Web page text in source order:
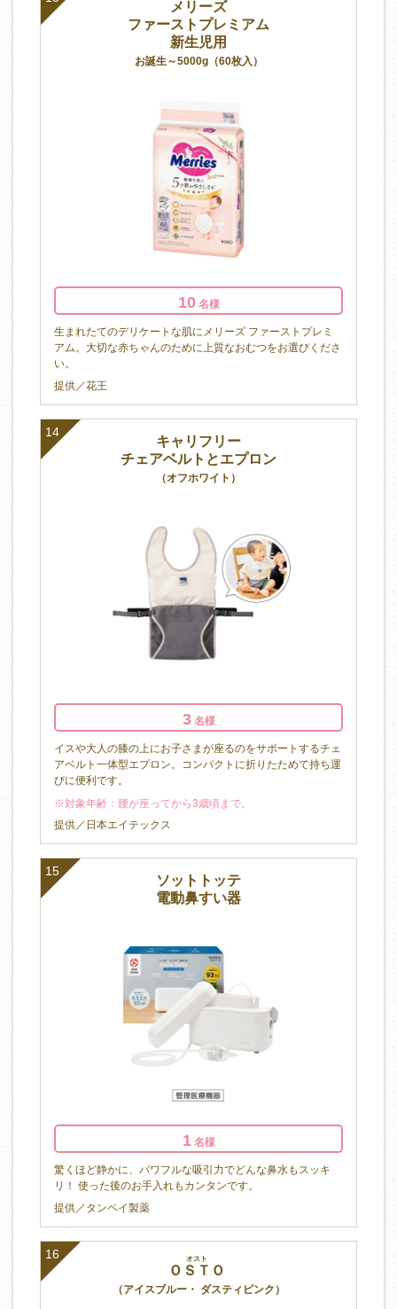
メリーズ
ファーストプレミアム
新生児用
お誕生～5000g（60枚入）
10 名様
生まれたてのデリケートな肌にメリーズ ファーストプレミ
アム。大切な赤ちゃんのために上質なおむつをお選びくださ
い。
提供／花王
14
キャリフリー
チェアベルトとエプロン
（オフホワイト）
3 名様
イスや大人の膝の上にお子さまが座るのをサポートするチェ
アベルト一体型エプロン。コンパクトに折りたためて持ち運
びに便利です。
※対象年齢：腰が座ってから3歳頃まで。
提供／日本エイテックス
15
ソットトッテ
電動鼻すい器
1 名様
驚くほど静かに、パワフルな吸引力でどんな鼻水もスッキ
リ！ 使った後のお手入れもカンタンです。
提供／タンペイ製薬
16
ＯＳＴＯ
オスト
（アイスブルー・ ダスティピンク）